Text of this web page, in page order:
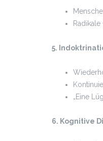
5.
„Eine
6. Kognitive